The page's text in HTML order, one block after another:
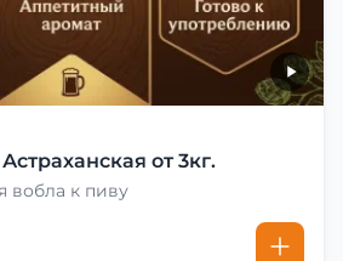
от 3кг.
вобла к пиву